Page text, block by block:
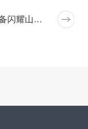
下一篇：上海本优粉体装备闪耀山东沂水食品博览会，共探行业新机遇